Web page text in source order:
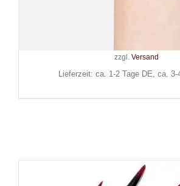
zzgl. Versand
Lieferzeit: ca. 1-2 Tage DE, ca. 3-